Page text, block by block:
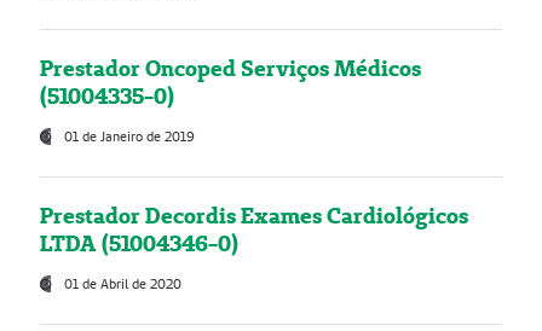
Prestador Oncoped Serviços Médicos
(51004335-0)
01 de Janeiro de 2019
Prestador Decordis Exames Cardiológicos
LTDA (51004346-0)
01 de Abril de 2020